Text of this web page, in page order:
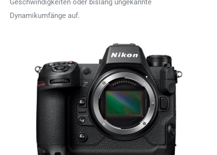
Geschwindigkeiten oder bislang ungekannte
Dynamikumfänge auf.